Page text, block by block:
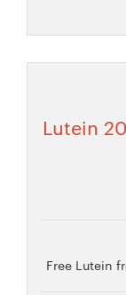
Lutein
Free Lutein